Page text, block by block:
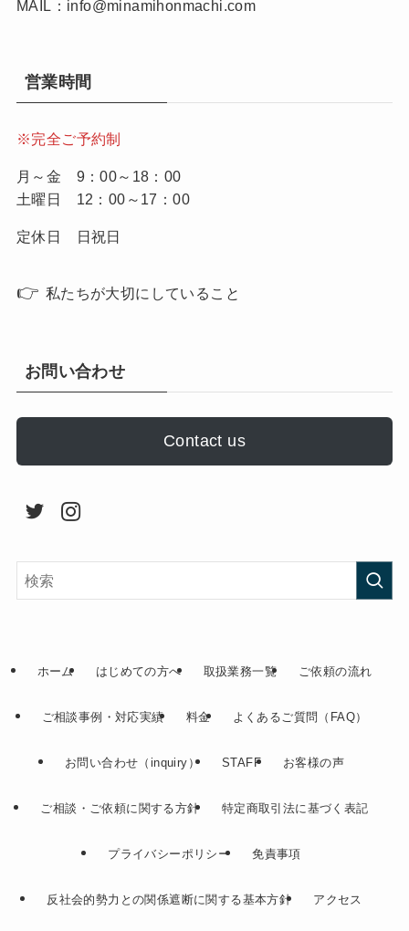
MAIL：info@minamihonmachi.com
営業時間
※完全ご予約制
月～金 9：00～18：00
土曜日 12：00～17：00
定休日 日祝日
👉 私たちが大切にしていること
お問い合わせ
Contact us
ホーム はじめての方へ 取扱業務一覧 ご依頼の流れ
ご相談事例・対応実績 料金 よくあるご質問（FAQ）
お問い合わせ（inquiry） STAFF お客様の声
ご相談・ご依頼に関する方針 特定商取引法に基づく表記
プライバシーポリシー 免責事項
反社会的勢力との関係遮断に関する基本方針 アクセス